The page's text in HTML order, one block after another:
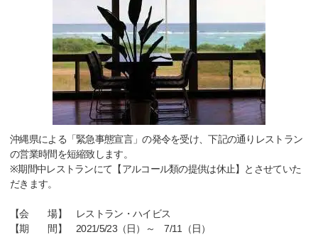
沖縄県による「緊急事態宣言」の発令を受け、下記の通りレストラン
の営業時間を短縮致します。
※期間中レストランにて【アルコール類の提供は休止】とさせていた
だきます。
【会 場】 レストラン・ハイビス
【期 間】 2021/5/23（日）～ 7/11（日）